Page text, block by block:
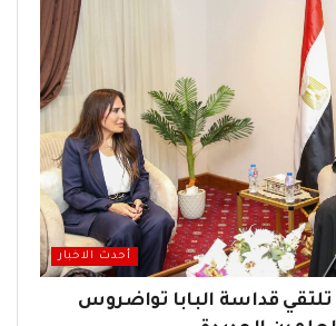
أحدث الاخبار
تلتقي قداسة البابا تواضروس